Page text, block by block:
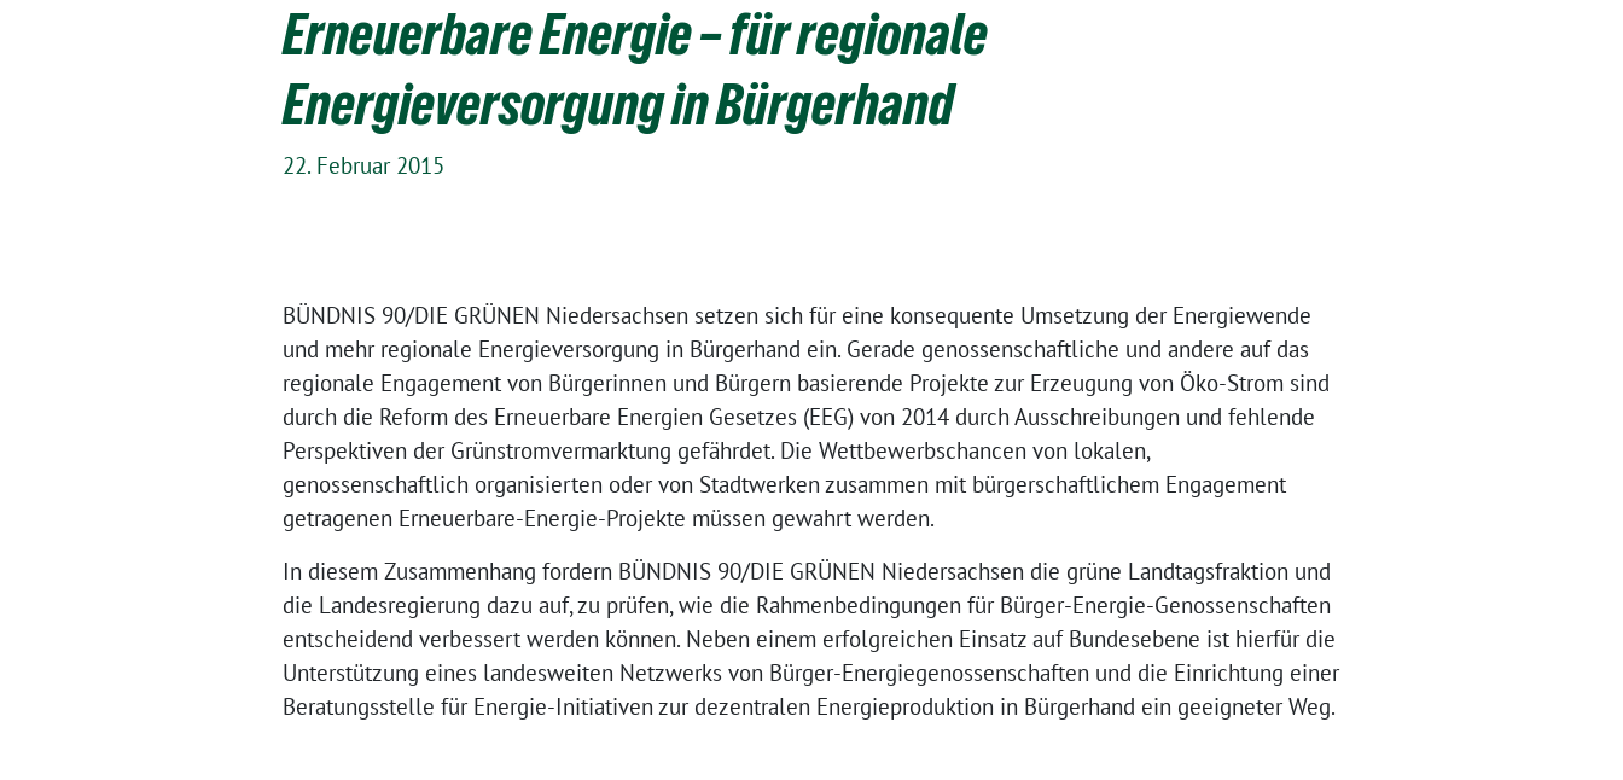
Erneuerbare Energie – für regionale
Energieversorgung in Bürgerhand
22. Februar 2015
BÜNDNIS 90/DIE GRÜNEN Niedersachsen setzen sich für eine konsequente Umsetzung der Energiewende
und mehr regionale Energieversorgung in Bürgerhand ein. Gerade genossenschaftliche und andere auf das
regionale Engagement von Bürgerinnen und Bürgern basierende Projekte zur Erzeugung von Öko-Strom sind
durch die Reform des Erneuerbare Energien Gesetzes (EEG) von 2014 durch Ausschreibungen und fehlende
Perspektiven der Grünstromvermarktung gefährdet. Die Wettbewerbschancen von lokalen,
genossenschaftlich organisierten oder von Stadtwerken zusammen mit bürgerschaftlichem Engagement
getragenen Erneuerbare-Energie-Projekte müssen gewahrt werden.
In diesem Zusammenhang fordern BÜNDNIS 90/DIE GRÜNEN Niedersachsen die grüne Landtagsfraktion und
die Landesregierung dazu auf, zu prüfen, wie die Rahmenbedingungen für Bürger-Energie-Genossenschaften
entscheidend verbessert werden können. Neben einem erfolgreichen Einsatz auf Bundesebene ist hierfür die
Unterstützung eines landesweiten Netzwerks von Bürger-Energiegenossenschaften und die Einrichtung einer
Beratungsstelle für Energie-Initiativen zur dezentralen Energieproduktion in Bürgerhand ein geeigneter Weg.